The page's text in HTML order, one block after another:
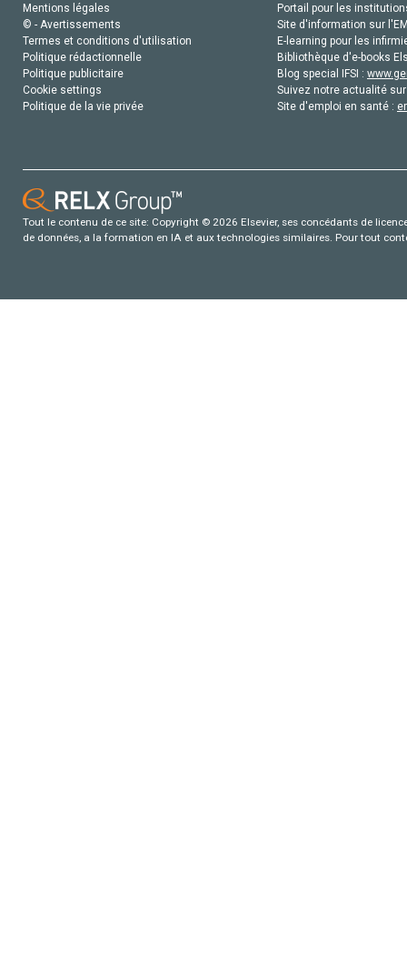
Mentions légales
© - Avertissements
Termes et conditions d'utilisation
Politique rédactionnelle
Politique publicitaire
Cookie settings
Politique de la vie privée
Portail pour les
Site d'information sur
E-learning pour les
Bibliothèque d'e-books
Blog special IFSI :
Suivez notre actualité
Site d'emploi en santé :
Tout le contenu de ce site: Copyright © 2026 Elsevier, ses concédants de
de données, a la formation en IA et aux technologies similaires. Pour tout